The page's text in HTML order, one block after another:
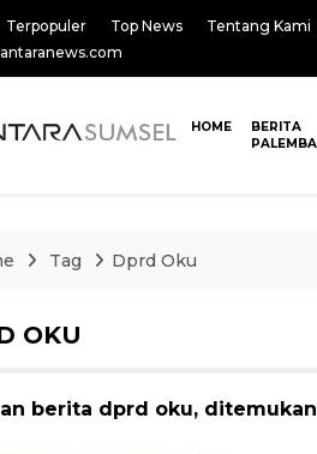
Terpopuler Top News
Tentang Kami
HOME
BERITA
Tag Dprd Oku
OKU
berita dprd oku,